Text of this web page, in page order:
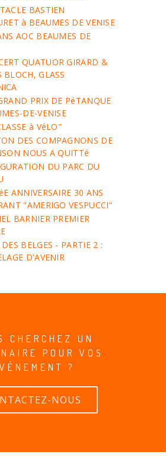
BASTIEN
à BEAUMES DE VENISE
AOC BEAUMES DE
QUATUOR GIRARD &
BLOCH, GLASS
PRIX DE PéTANQUE
DE-VENISE
à VéLO"
DES COMPAGNONS DE
NOUS A QUITTé
DU PARC DU
ANNIVERSAIRE 30 ANS
"AMERIGO VESPUCCI"
BARNIER PREMIER
BELGES - PARTIE 2 :
D'AVENIR
CHERCHEZ UN
POUR VOS
?
NOUS